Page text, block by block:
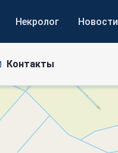
Некролог Новости
Контакты